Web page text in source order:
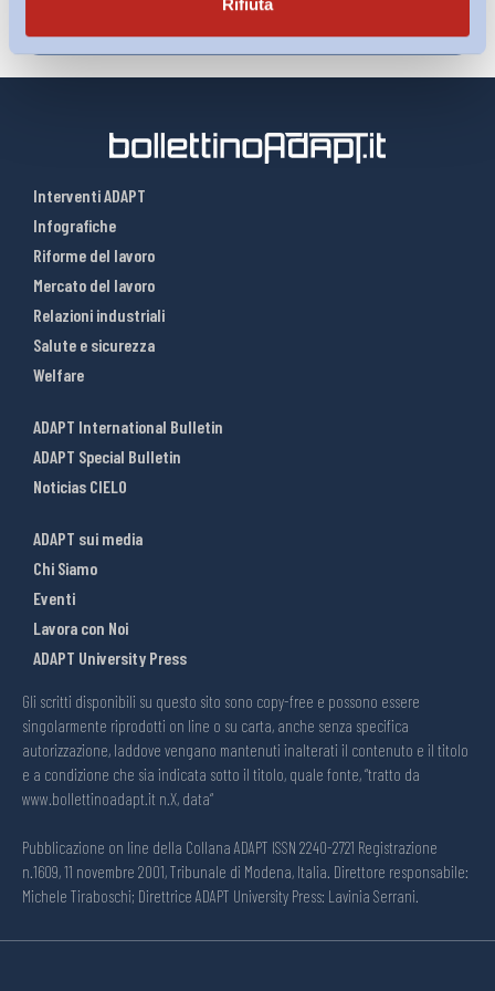
Rifiuta
Interventi ADAPT
Infografiche
Riforme del lavoro
Mercato del lavoro
Relazioni industriali
Salute e sicurezza
Welfare
ADAPT International Bulletin
ADAPT Special Bulletin
Noticias CIELO
ADAPT sui media
Chi Siamo
Eventi
Lavora con Noi
ADAPT University Press
Gli scritti disponibili su questo sito sono copy-free e possono essere
singolarmente riprodotti on line o su carta, anche senza specifica
autorizzazione, laddove vengano mantenuti inalterati il contenuto e il titolo
e a condizione che sia indicata sotto il titolo, quale fonte, “tratto da
www.bollettinoadapt.it n.X, data“
Pubblicazione on line della Collana ADAPT ISSN 2240-2721 Registrazione
n.1609, 11 novembre 2001, Tribunale di Modena, Italia. Direttore responsabile:
Michele Tiraboschi; Direttrice ADAPT University Press: Lavinia Serrani.